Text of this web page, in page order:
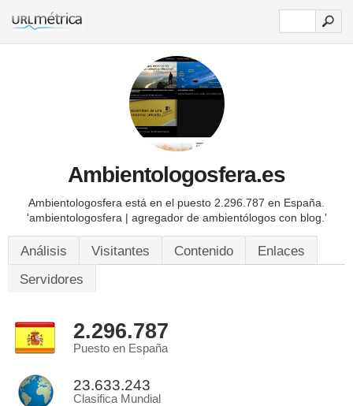
Ambientologosfera.es
Ambientologosfera está en el puesto 2.296.787 en España.
'ambientologosfera | agregador de ambientólogos con blog.'
Análisis Visitantes Contenido
Enlaces
Servidores
2.296.787
Puesto en España
23.633.243
Clasifica Mundial